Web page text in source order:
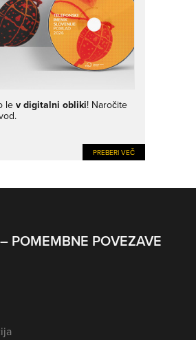
lev digitalni obliki! Naročite
PREBERI VEČ
POMEMBNE POVEZAVE